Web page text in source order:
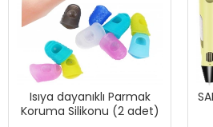
Isıya dayanıklı Parmak
Koruma Silikonu (2 adet)